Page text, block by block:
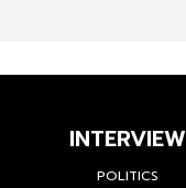
INTERVIEW
POLITICS